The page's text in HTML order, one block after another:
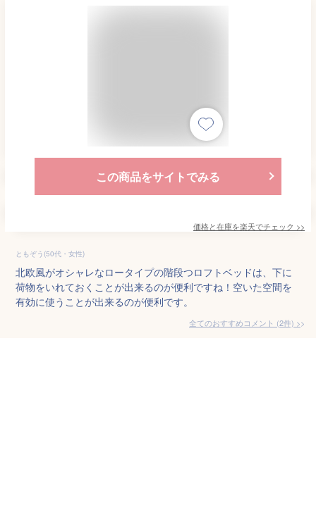
この商品をサイトでみる
価格と在庫を楽天でチェック >>
ともぞう(50代・女性)
北欧風がオシャレなロータイプの階段つロフトベッドは、下に
荷物をいれておくことが出来るのが便利ですね！空いた空間を
有効に使うことが出来るのが便利です。
全てのおすすめコメント (2件) >